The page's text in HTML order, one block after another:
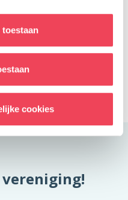
cookies
Facebook
LinkedIn